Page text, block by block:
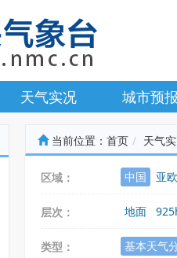
天气实况 城市预报
当前位置： 首页 天气
区域： 中国 亚欧
层次： 地面
类型： 基本天气